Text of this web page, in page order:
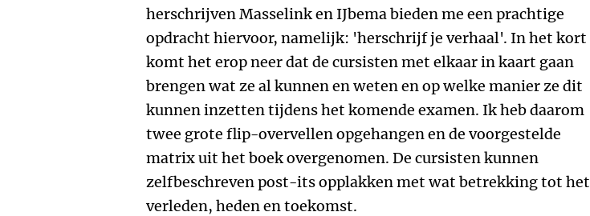
herschrijven Masselink en IJbema bieden me een prachtige
opdracht hiervoor, namelijk: 'herschrijf je verhaal'. In het kort
komt het erop neer dat de cursisten met elkaar in kaart gaan
brengen wat ze al kunnen en weten en op welke manier ze dit
kunnen inzetten tijdens het komende examen. Ik heb daarom
twee grote flip-overvellen opgehangen en de voorgestelde
matrix uit het boek overgenomen. De cursisten kunnen
zelfbeschreven post-its opplakken met wat betrekking tot het
verleden, heden en toekomst.